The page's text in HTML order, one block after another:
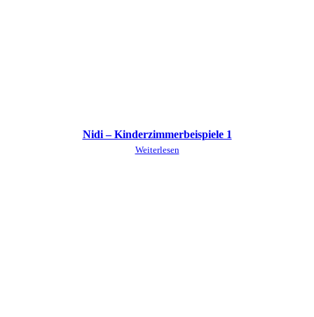
Nidi – Kinderzimmerbeispiele 1
Weiterlesen